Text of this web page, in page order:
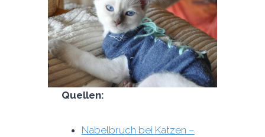
Quellen:
Nabelbruch bei Katzen –